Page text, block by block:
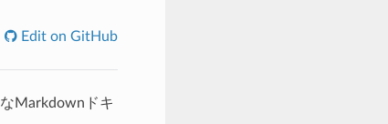
Edit on GitHub
Markdownドキ